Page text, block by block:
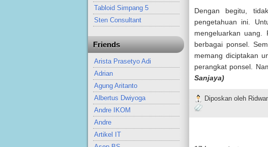
Tabloid Simpang 5
Sten Consultant
Friends
Arista Prasetyo Adi
Adrian
Agung Aritanto
Albertus Dwiyoga
Andre IKOM
Andre
Artikel IT
Dengan begitu,
pengetahuan ini.
mengeluarkan uang.
berbagai ponsel.
memang diciptakan
perangkat ponsel.
Sanjaya)
Diposkan oleh